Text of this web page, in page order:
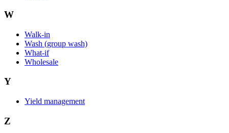
W
Walk-in
Wash (group wash)
What-if
Wholesale
Y
Yield management
Z